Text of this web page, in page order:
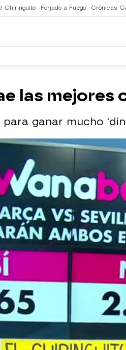
Chiringuito Forjado a Fuego Crónicas
las mejores
ganar mucho